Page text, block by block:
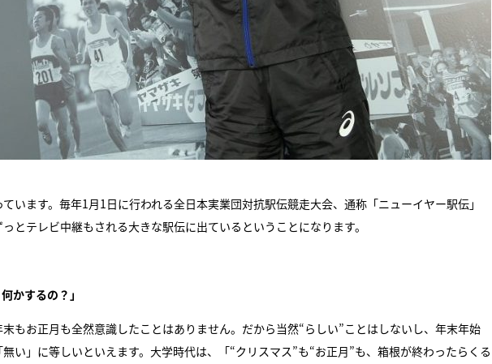
います。毎年1月1日に行われる全日本実業団対抗駅伝競走大会、通称「ニューイヤー駅伝」
とテレビ中継もされる大きな駅伝に出ているということになります。
かするの？」
もお正月も全然意識したことはありません。だから当然“らしい”ことはしないし、年末年始
い」に等しいといえます。大学時代は、「“クリスマス”も“お正月”も、箱根が終わったらくる